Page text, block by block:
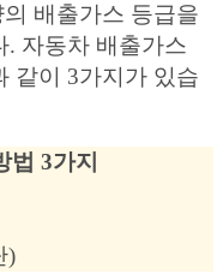
배출가스 등급을
. 자동차 배출가스
같이 3가지가 있습
3가지
)